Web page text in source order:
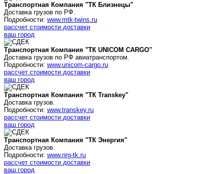
Транспортная Компания "ТК Близнецы"
Доставка грузов по РФ.
Подробности: www.mtk-twins.ru
рассчет стоимости доставки
ваш город
Транспортная Компания "ТК UNICOM CARGO"
Доставка грузов по РФ авиатранспортом.
Подробности: www.unicom-cargo.ru
рассчет стоимости доставки
ваш город
Транспортная Компания "ТК Transkey"
Доставка грузов.
Подробности: www.transkey.ru
рассчет стоимости доставки
ваш город
Транспортная Компания "ТК Энергия"
Доставка грузов.
Подробности: www.nrg-tk.ru
рассчет стоимости доставки
ваш город